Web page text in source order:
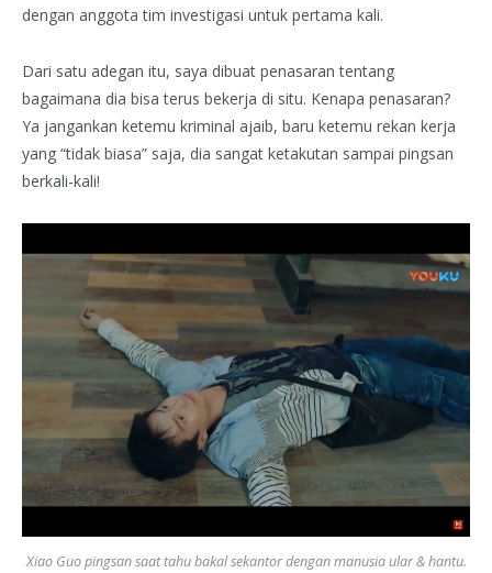
dengan anggota tim investigasi untuk pertama kali.
Dari satu adegan itu, saya dibuat penasaran tentang
bagaimana dia bisa terus bekerja di situ. Kenapa penasaran?
Ya jangankan ketemu kriminal ajaib, baru ketemu rekan kerja
yang “tidak biasa” saja, dia sangat ketakutan sampai pingsan
berkali-kali!
Xiao Guo pingsan saat tahu bakal sekantor dengan manusia ular & hantu.